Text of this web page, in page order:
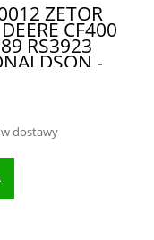
ZETOR
CF400
RS3923
-
SPRZĘTU
dostawy